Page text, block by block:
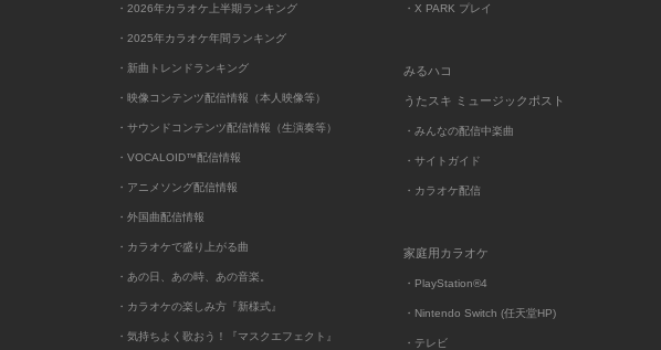
・2026年カラオケ上半期ランキング
・2025年カラオケ年間ランキング
・新曲トレンドランキング
・映像コンテンツ配信情報（本人映像等）
・サウンドコンテンツ配信情報（生演奏等）
・VOCALOID™配信情報
・アニメソング配信情報
・外国曲配信情報
・カラオケで盛り上がる曲
・あの日、あの時、あの音楽。
・カラオケの楽しみ方『新様式』
・気持ちよく歌おう！『マスクエフェクト』
・X PARK プレイ
みるハコ
うたスキ ミュージックポスト
・みんなの配信中楽曲
・サイトガイド
・カラオケ配信
家庭用カラオケ
・PlayStation®4
・Nintendo Switch (任天堂HP)
・テレビ